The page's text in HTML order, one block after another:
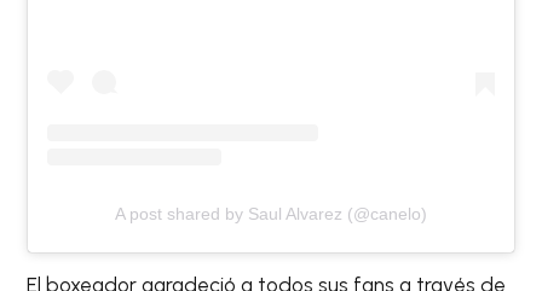
A post shared by Saul Alvarez (@canelo)
El boxeador agradeció a todos sus fans a través de